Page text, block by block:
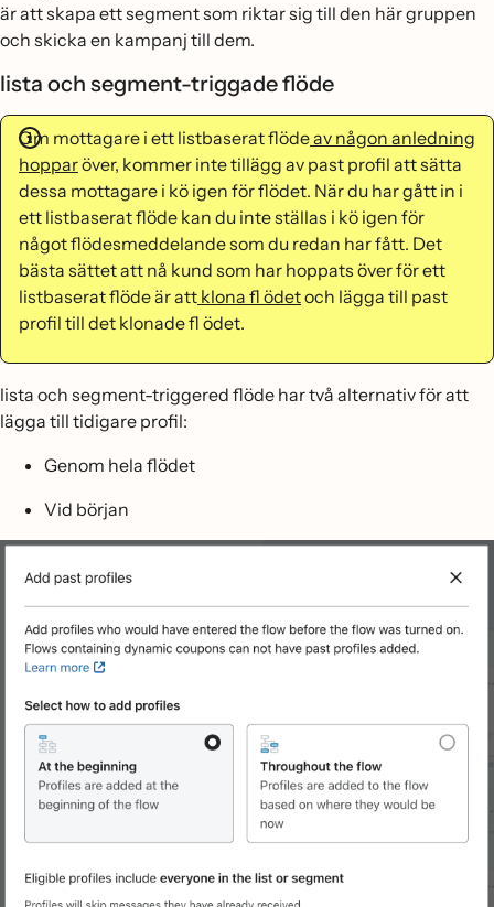
är att skapa ett segment som riktar sig till den här gruppen
och skicka en kampanj till dem.
lista och segment-triggade flöde
Om mottagare i ett listbaserat flödeav någon anledning
hopparöver, kommer inte tillägg av past profil att sätta
dessa mottagare i kö igen för flödet. När du har gått in i
ett listbaserat flöde kan du inte ställas i kö igen för
något flödesmeddelande som du redan har fått. Det
bästa sättet att nå kund som har hoppats över för ett
listbaserat flöde är att klona fl ödetoch lägga till past
profil till det klonade fl ödet.
lista och segment-triggered flöde har två alternativ för att
lägga till tidigare profil:
Genom hela flödet
Vid början